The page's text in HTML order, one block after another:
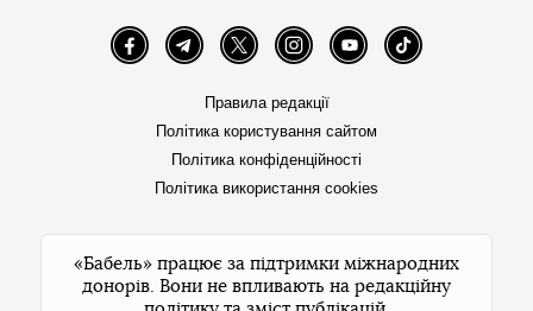
FacebookTelegramTwitter InstagramYouTube TikTok
Правила редакції
Політика користування сайтом
Політика конфіденційності
Політика використання cookies
«Бабель» працює за підтримки міжнародних
донорів. Вони не впливають на редакційну